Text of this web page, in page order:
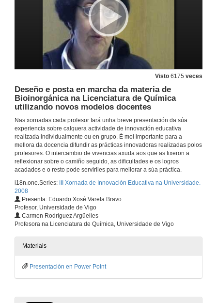
Visto 6175 veces
Deseño e posta en marcha da materia de
Bioinorgánica na Licenciatura de Química
utilizando novos modelos docentes
Nas xornadas cada profesor fará unha breve presentación da súa
experiencia sobre calquera actividade de innovación educativa
realizada individualmente ou en grupo. É moi importante para a
mellora da docencia difundir as prácticas innovadoras realizadas polos
profesores. O intercambio de vivencias axuda aos que as fixeron a
reflexionar sobre o camiño seguido, as dificultades e os logros
acadados e o resto pode servirlles para mellorar a súa práctica.
i18n.one.Series:
III Xornada de Innovación Educativa na Universidade.
2008
Presenta: Eduardo Xosé Varela Bravo
Profesor, Universidade de Vigo
Carmen Rodríguez Argüelles
Profesora na Licenciatura de Química, Universidade de Vigo
Materiais
Presentación en Power Point
12 de dec. de 2008
12 de dec. de 2008
Cuestionarios de autoavaliación na plataforma TEMA
12 de dec. de 2008
12 de dec. de 2008
Experiencia na materia de Estadística III de A.D.E